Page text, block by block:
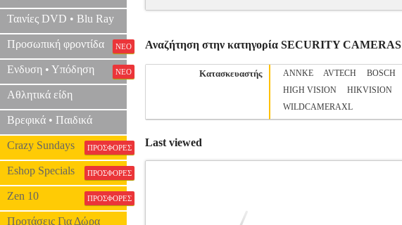
Ταινίες DVD • Blu Ray
Προσωπική φροντίδα ΝΕΟ
Ενδυση • Υπόδηση ΝΕΟ
Αθλητικά είδη
Βρεφικά • Παιδικά
Crazy Sundays ΠΡΟΣΦΟΡΕΣ
Eshop Specials ΠΡΟΣΦΟΡΕΣ
Zen 10 ΠΡΟΣΦΟΡΕΣ
Προτάσεις Για Δώρα
Αναζήτηση στην κατηγορία SECURITY CAMERAS
Κατασκευαστής ANNKE AVTECH BOSCH
HIGH VISION
HIKVISION
WILDCAMERAXL
Last viewed